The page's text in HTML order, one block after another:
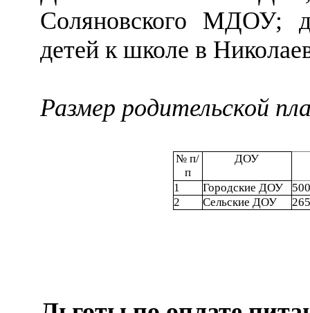
Соляновского МДОУ;
детей к школе в
Размер родительской
№ п/
п
ДОУ
1 Городские ДОУ
2
Сельские ДОУ